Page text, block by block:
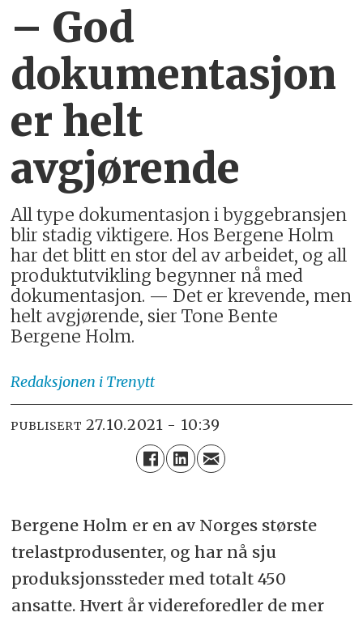
– God
dokumentasjon
er helt
avgjørende
All type dokumentasjon i byggebransjen
blir stadig viktigere. Hos Bergene Holm
har det blitt en stor del av arbeidet, og all
produktutvikling begynner nå med
dokumentasjon. — Det er krevende, men
helt avgjørende, sier Tone Bente
Bergene Holm.
Redaksjonen i Trenytt
PUBLISERT 27.10.2021 - 10:39
Bergene Holm er en av Norges største
trelastprodusenter, og har nå sju
produksjonssteder med totalt 450
ansatte. Hvert år videreforedler de mer